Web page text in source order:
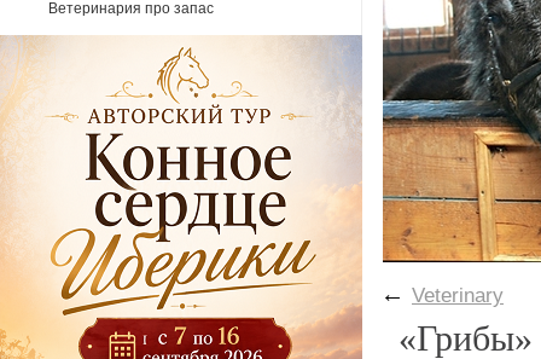
Ветеринария про запас
← Veterinary
«Грибы»